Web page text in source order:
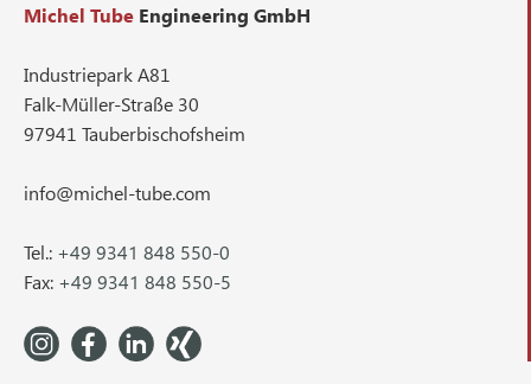
Michel Tube Engineering GmbH
Industriepark A81
Falk-Müller-Straße 30
97941 Tauberbischofsheim
info@michel-tube.com
Tel.: +49 9341 848 550-0
Fax: +49 9341 848 550-5